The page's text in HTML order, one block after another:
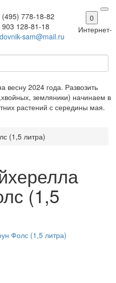
(495) 778-18-82
903 128-81-18
sam@mail.ru
0
Интернет-
весну 2024 года. Развозить
земляники) начинаем в
растений с середины мая.
(1,5 литра)
(1,5